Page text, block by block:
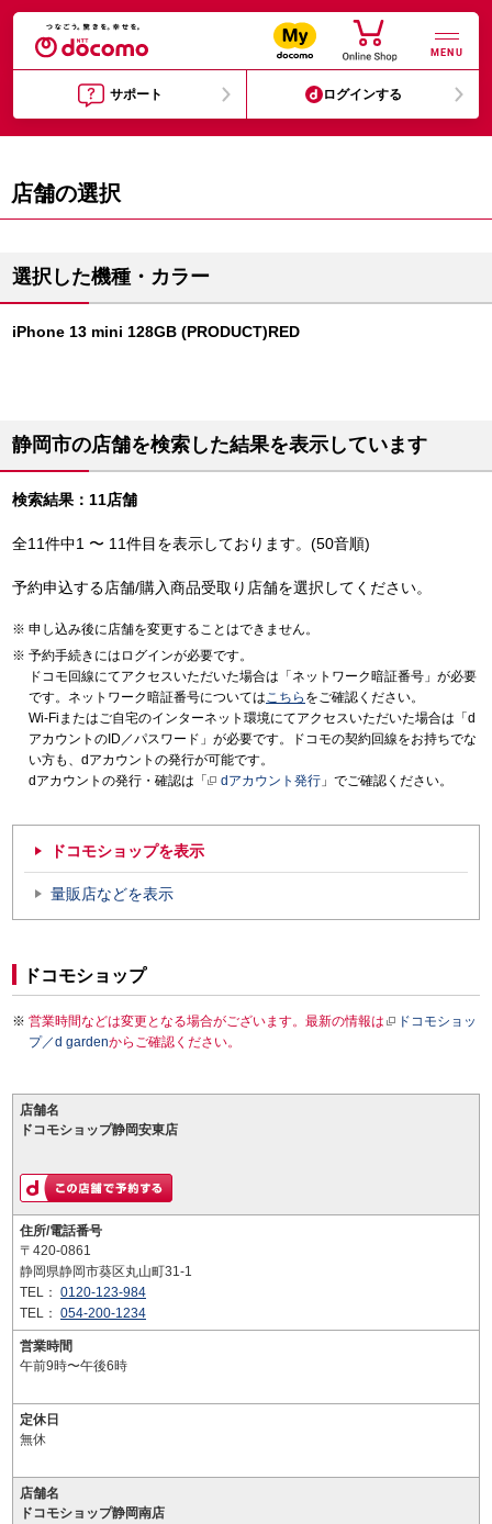
MENU
サポート ログインする
店舗の選択
選択した機種・カラー
iPhone 13 mini 128GB (PRODUCT)RED
静岡市の店舗を検索した結果を表示しています
検索結果：11店舗
全11件中1 〜 11件目を表示しております。(50音順)
予約申込する店舗/購入商品受取り店舗を選択してください。
申し込み後に店舗を変更することはできません。
予約手続きにはログインが必要です。
ドコモ回線にてアクセスいただいた場合は「ネットワーク暗証番号」が必要
です。ネットワーク暗証番号についてはこちら をご確認ください。
Wi-Fiまたはご自宅のインターネット環境にてアクセスいただいた場合は「d
アカウントのID／パスワード」が必要です。ドコモの契約回線をお持ちでな
い方も、dアカウントの発行が可能です。
dアカウントの発行・確認は「
dアカウント発行 」でご確認ください。
ドコモショップを表示
量販店などを表示
ドコモショップ
営業時間などは変更となる場合がございます。最新の情報は
ドコモショッ
プ／d gardenからご確認ください。
店舗名
ドコモショップ静岡安東店
住所/電話番号
〒420-0861
静岡県静岡市葵区丸山町31-1
TEL： 0120-123-984
TEL： 054-200-1234
営業時間
午前9時〜午後6時
定休日
無休
店舗名
ドコモショップ静岡南店